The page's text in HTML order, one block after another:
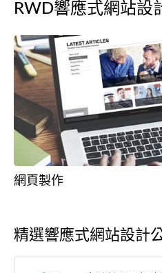
RWD響應式網站設
網頁製作
精選響應式網站設計